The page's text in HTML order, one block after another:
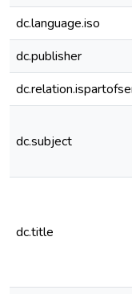
dc.language.iso
dc.publisher
dc.subject
dc.title